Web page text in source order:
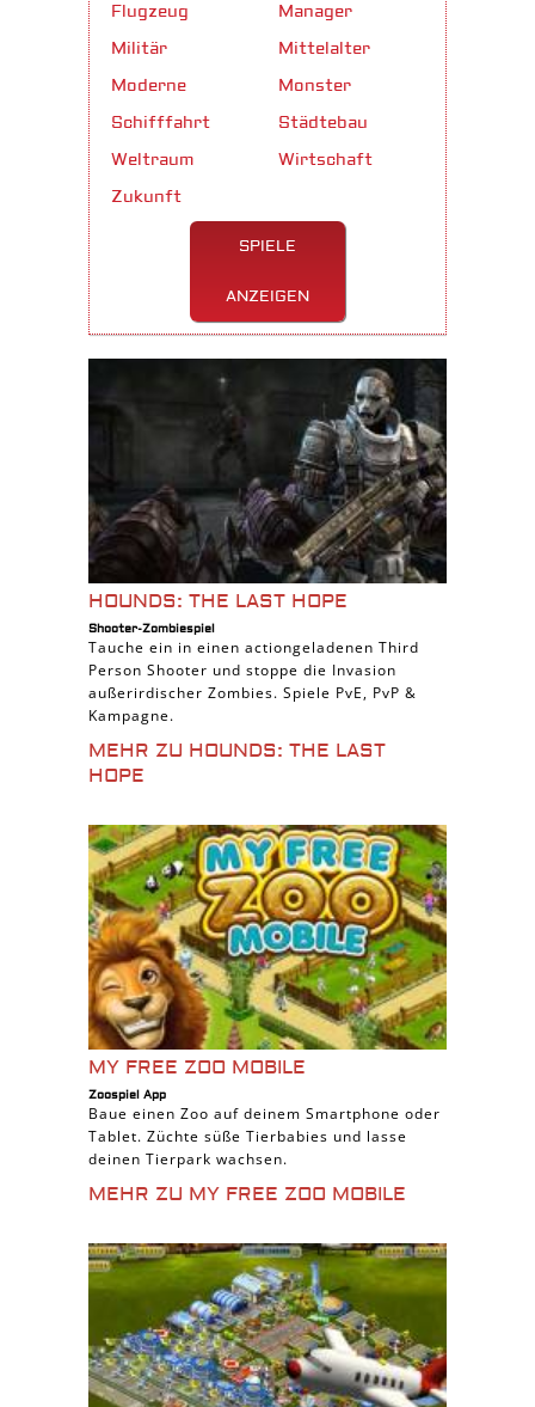
Flugzeug
Manager
Militär
Mittelalter
Moderne
Monster
Schifffahrt
Städtebau
Weltraum
Wirtschaft
Zukunft
SPIELE
ANZEIGEN
HOUNDS: THE LAST HOPE
Shooter-Zombiespiel
Tauche ein in einen actiongeladenen Third
Person Shooter und stoppe die Invasion
außerirdischer Zombies. Spiele PvE, PvP &
Kampagne.
MEHR ZU HOUNDS: THE LAST
HOPE
MY FREE ZOO MOBILE
Zoospiel App
Baue einen Zoo auf deinem Smartphone oder
Tablet. Züchte süße Tierbabies und lasse
deinen Tierpark wachsen.
MEHR ZU MY FREE ZOO MOBILE